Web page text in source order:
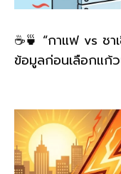
☕🍵 “กาแฟ vs ชา
ข้อมูลก่อนเลือกแก้